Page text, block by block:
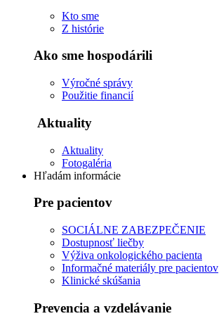
Kto sme
Z histórie
Ako sme hospodárili
Výročné správy
Použitie financií
Aktuality
Aktuality
Fotogaléria
Hľadám informácie
Pre pacientov
SOCIÁLNE ZABEZPEČENIE
Dostupnosť liečby
Výživa onkologického pacienta
Informačné materiály pre pacientov
Klinické skúšania
Prevencia a vzdelávanie